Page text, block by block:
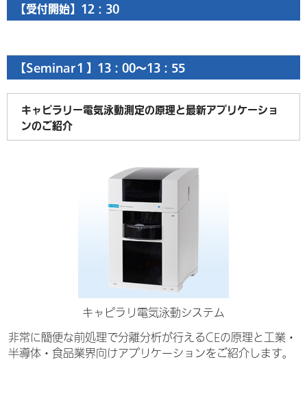
【受付開始】12：30
【Seminar１】13：00～13：55
キャピラリー電気泳動測定の原理と最新アプリケーショ
ンのご紹介
キャピラリ電気泳動システム
非常に簡便な前処理で分離分析が行えるCEの原理と工業・
半導体・食品業界向けアプリケーションをご紹介します。